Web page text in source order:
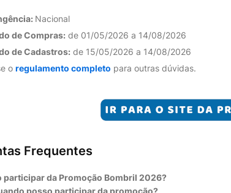
Nacional
de Compras: de 01/05/2026 a 14/08/2026
de Cadastros: de 15/05/2026 a 14/08/2026
o regulamento completo para outras dúvidas.
Frequentes
participar da Promoção Bombril 2026?
posso participar da promoção?